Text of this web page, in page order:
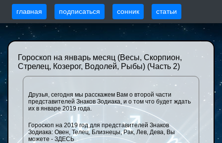
главная подписаться сонник статьи
Гороскоп на январь месяц (Весы, Скорпион,
Стрелец, Козерог, Водолей, Рыбы) (Часть 2)
Друзья, сегодня мы расскажем Вам о второй части
представителей Знаков Зодиака, и о том что будет ждать
их в январе 2019 года.
Гороскоп на 2019 год для представителей Знаков
Зодиака: Овен, Телец, Близнецы, Рак, Лев, Дева, Вы
можете - ЗДЕСЬ